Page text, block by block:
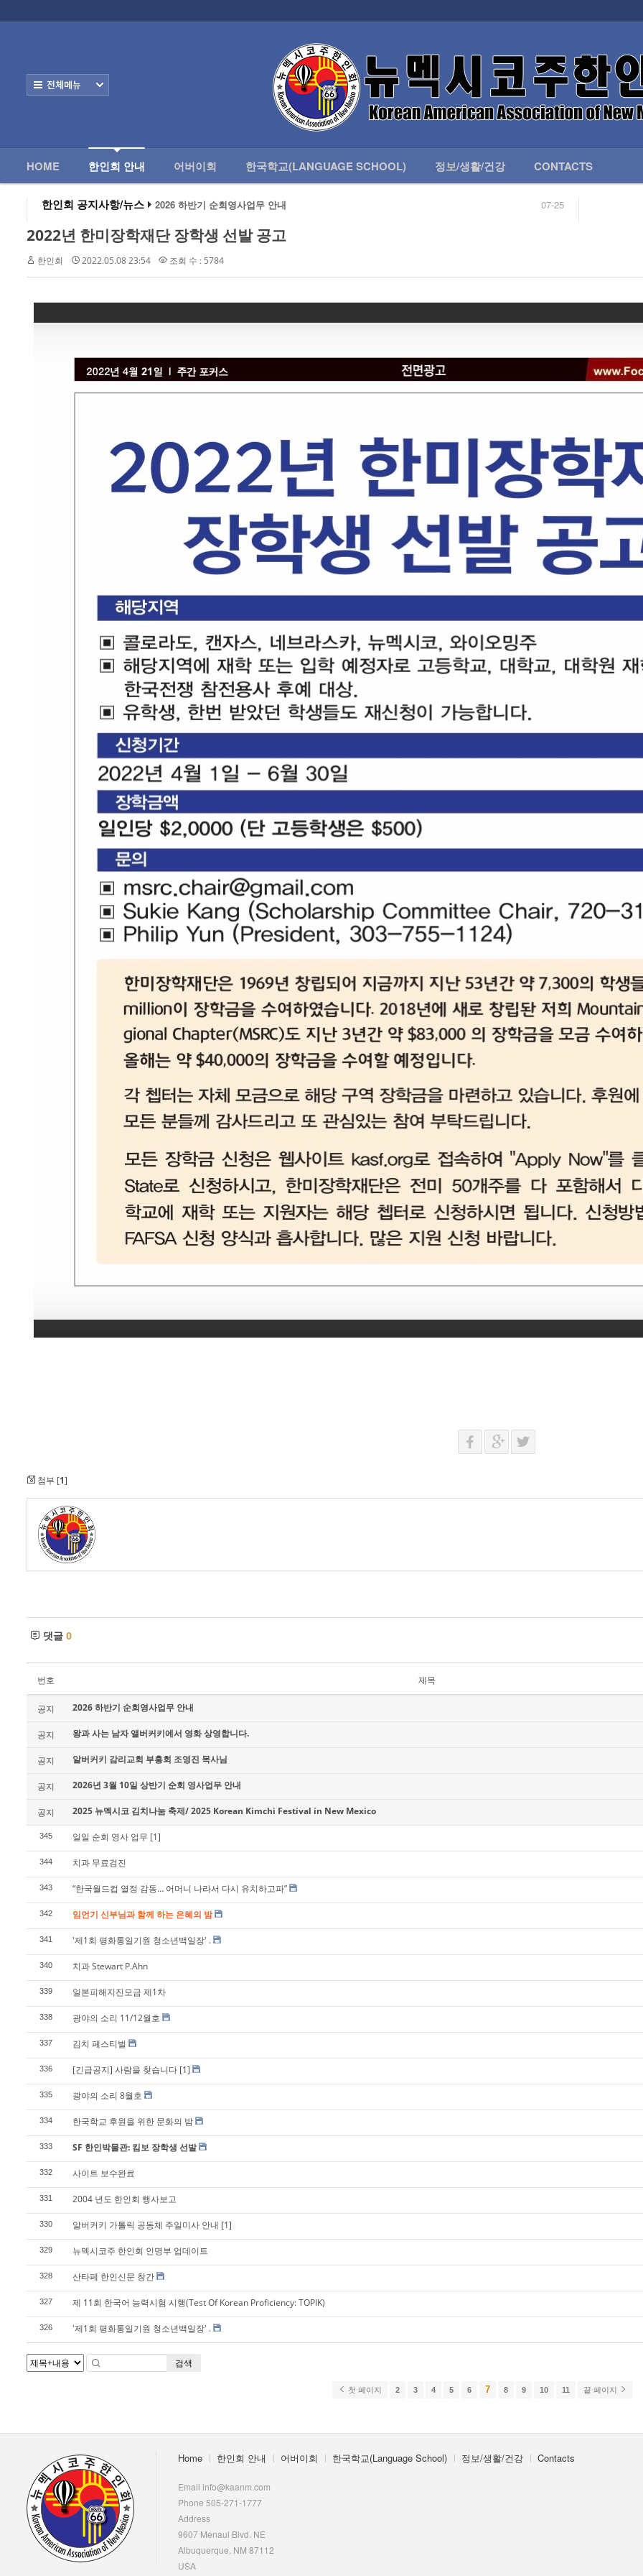
HOME 한인회 안내 어버이회 한국학교(LANGUAGE SCHOOL) 정보/생활/건강 CONTACTS
한인회 공지사항/뉴스 07-25
2026 하반기 순회영사업무 안내
2026 미주한인회장대회
왕과 사는 남자 앨버커키에서 영화 상영합니다.
알버커키 감리교회 부흥회 조영진 목사님
2026 하반기 순회영사업무 안내
2022년 한미장학재단 장학생 선발 공고
한인회 2022.05.08 23:54 조회 수 : 5784
첨부 [1]
댓글 0
번호 제목
공지 2026 하반기 순회영사업무 안내
공지 왕과 사는 남자 앨버커키에서 영화 상영합니다.
공지 알버커키 감리교회 부흥회 조영진 목사님
공지 2026년 3월 10일 상반기 순회 영사업무 안내
공지 2025 뉴멕시코 김치나눔 축제/ 2025 Korean Kimchi Festival in New Mexico
345 일일 순회 영사 업무 [1]
344 치과 무료검진
343 “한국월드컵 열정 감동… 어머니 나라서 다시 유치하고파”
342 임언기 신부님과 함께 하는 은혜의 밤
341 '제1회 평화통일기원 청소년백일장' .
340 치과 Stewart P.Ahn
339 일본피해지진모금 제1차
338 광야의 소리 11/12월호
337 김치 페스티벌
336 [긴급공지] 사람을 찾습니다 [1]
335 광야의 소리 8월호
334 한국학교 후원을 위한 문화의 밤
333 SF 한인박물관: 킴보 장학생 선발
332 사이트 보수완료
331 2004 년도 한인회 행사보고
330 알버커키 가톨릭 공동체 주일미사 안내 [1]
329 뉴멕시코주 한인회 인명부 업데이트
328 산타페 한인신문 창간
327 제 11회 한국어 능력시험 시행(Test Of Korean Proficiency: TOPIK)
326 '제1회 평화통일기원 청소년백일장' .
검색
첫 페이지 2 3 4 5 6 7 8 9 10 11 끝 페이지
Home 한인회 안내 어버이회 한국학교(Language School) 정보/생활/건강 Contacts
Email info@kaanm.com
Phone 505-271-1777
Address
9607 Menaul Blvd. NE
Albuquerque, NM 87112
USA
한인회 안내
- 한인회 연혁
- 한인회소식/공지사항
- Event Photos
- 행사 일정표
- 한인회 정관 위원회